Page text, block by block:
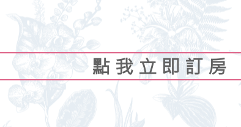
點 我 立 即 訂 房